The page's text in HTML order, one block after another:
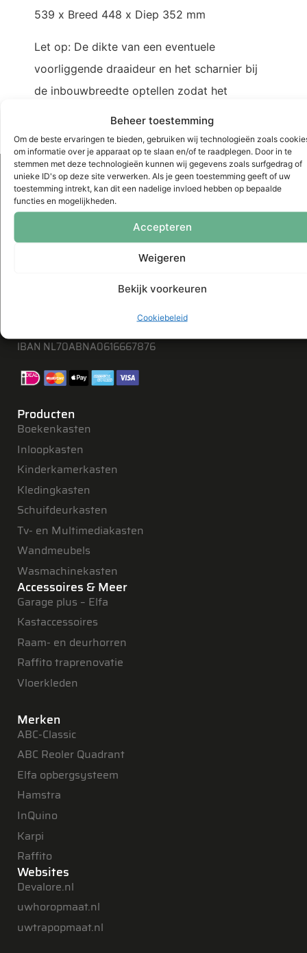
Beheer toestemming
Om de beste ervaringen te bieden, gebruiken wij technologieën zoals
om informatie over je apparaat op te slaan en/of te raadplegen. Door in te
stemmen met deze technologieën kunnen wij gegevens zoals surfgedrag of
unieke ID's op deze site verwerken. Als je geen toestemming geeft of uw
toestemming intrekt, kan dit een nadelige invloed hebben op bepaalde
functies en mogelijkheden.
Accepteren
Weigeren
Bekijk voorkeuren
Cookiebeleid
539 x Breed 448 x Diep 352 mm
Let op: De dikte van een eventuele
voorliggende draaideur en het scharnier bij
de inbouwbreedte optellen zodat het
Uwkastopmaat.nl
DeValore bv
Nijverheidsstraat 50
IBAN NL70ABNA0616667876
Producten
Boekenkasten
Inloopkasten
Kinderkamerkasten
Kledingkasten
Schuifdeurkasten
Tv- en Multimediakasten
Wandmeubels
Wasmachinekasten
Accessoires & Meer
Garage plus – Elfa
Kastaccessoires
Raam- en deurhorren
Raffito traprenovatie
Vloerkleden
Merken
ABC-Classic
ABC Reoler Quadrant
Elfa opbergsysteem
Hamstra
InQuino
Karpi
Raffito
Websites
Devalore.nl
uwhoropmaat.nl
uwtrapopmaat.nl